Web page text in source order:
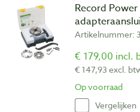
Record
Artikelnummer:
€ 179,00 incl.
€ 147,93 excl.
Op voorraad
Vergelijken